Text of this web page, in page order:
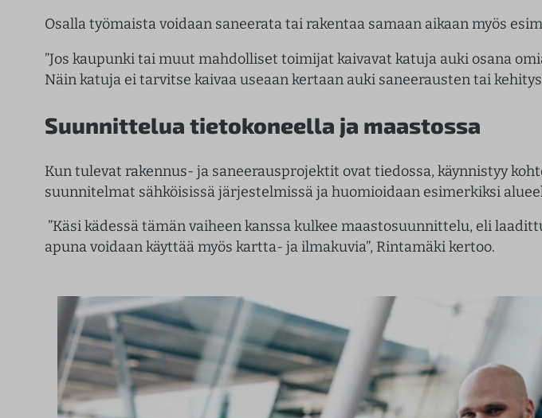
Osalla työmaista voidaan saneerata tai rakentaa samaan aikaan myös
”Jos kaupunki tai muut mahdolliset toimijat kaivavat katuja auki osana
Näin katuja ei tarvitse kaivaa useaan kertaan auki saneerausten tai
Suunnittelua tietokoneella ja maastossa
Kun tulevat rakennus- ja saneerausprojektit ovat tiedossa, käynnistyy
suunnitelmat sähköisissä järjestelmissä ja huomioidaan esimerkiksi
”Käsi kädessä tämän vaiheen kanssa kulkee maastosuunnittelu, eli
apuna voidaan käyttää myös kartta- ja ilmakuvia”, Rintamäki kertoo.